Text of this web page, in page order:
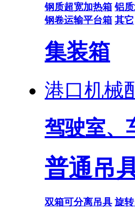
钢质超宽加热箱 铝
钢卷运输平台箱 其它
集装箱
港口机械
驾驶室、
普通吊
双箱可分离吊具 旋